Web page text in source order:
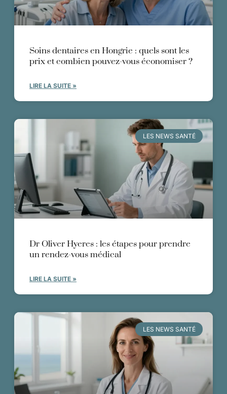
Soins dentaires en Hongrie : quels sont les
prix et combien pouvez-vous économiser ?
LIRE LA SUITE »
LES NEWS SANTÉ
Dr Oliver Hyeres : les étapes pour prendre
un rendez-vous médical
LIRE LA SUITE »
LES NEWS SANTÉ